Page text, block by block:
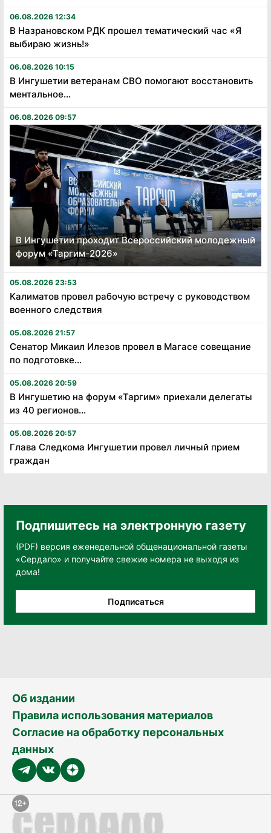
06.08.2026 12:34
В Назрановском РДК прошел тематический час «Я
выбираю жизнь!»
06.08.2026 10:15
В Ингушетии ветеранам СВО помогают восстановить
ментальное...
06.08.2026 09:57
В Ингушетии проходит Всероссийский молодежный
форум «Таргим-2026»
05.08.2026 23:53
Калиматов провел рабочую встречу с руководством
военного следствия
05.08.2026 21:57
Сенатор Микаил Илезов провел в Магасе совещание
по подготовке...
05.08.2026 20:59
В Ингушетию на форум «Таргим» приехали делегаты
из 40 регионов...
05.08.2026 20:57
Глава Следкома Ингушетии провел личный прием
граждан
Подпишитесь на электронную газету
(PDF) версия еженедельной общенациональной газеты
«Сердало» и получайте свежие номера не выходя из
дома!
Подписаться
Об издании
Правила использования материалов
Согласие на обработку персональных
данных